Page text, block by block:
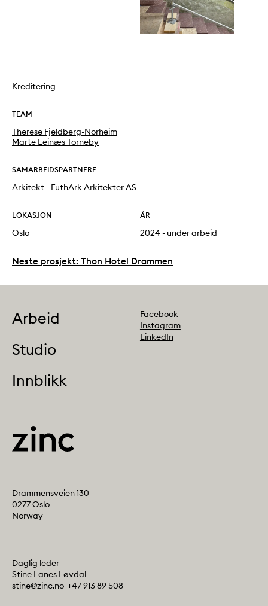
Kreditering
TEAM
Therese Fjeldberg-Norheim
Marte Leinæs Torneby
SAMARBEIDSPARTNERE
Arkitekt - FuthArk Arkitekter AS
LOKASJON
Oslo
ÅR
2024 - under arbeid
Neste prosjekt: Thon Hotel Drammen
Arbeid
Studio
Innblikk
Follow us
Facebook
Instagram
LinkedIn
Address
Drammensveien 130
0277 Oslo
Norway
Contact info
Daglig leder
Stine Lanes Løvdal
E-post:
stine@zinc.no
Telefon: +47 913 89 508